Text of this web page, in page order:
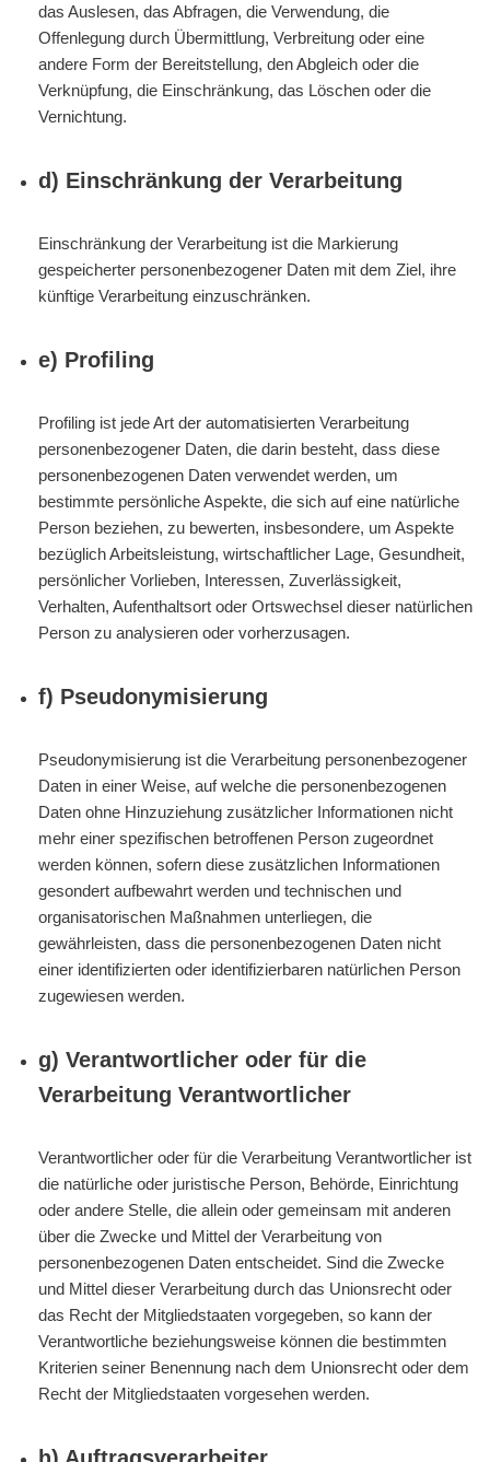
das Auslesen, das Abfragen, die Verwendung, die
Offenlegung durch Übermittlung, Verbreitung oder eine
andere Form der Bereitstellung, den Abgleich oder die
Verknüpfung, die Einschränkung, das Löschen oder die
Vernichtung.
d) Einschränkung der Verarbeitung
Einschränkung der Verarbeitung ist die Markierung
gespeicherter personenbezogener Daten mit dem Ziel, ihre
künftige Verarbeitung einzuschränken.
e) Profiling
Profiling ist jede Art der automatisierten Verarbeitung
personenbezogener Daten, die darin besteht, dass diese
personenbezogenen Daten verwendet werden, um
bestimmte persönliche Aspekte, die sich auf eine natürliche
Person beziehen, zu bewerten, insbesondere, um Aspekte
bezüglich Arbeitsleistung, wirtschaftlicher Lage, Gesundheit,
persönlicher Vorlieben, Interessen, Zuverlässigkeit,
Verhalten, Aufenthaltsort oder Ortswechsel dieser natürlichen
Person zu analysieren oder vorherzusagen.
f) Pseudonymisierung
Pseudonymisierung ist die Verarbeitung personenbezogener
Daten in einer Weise, auf welche die personenbezogenen
Daten ohne Hinzuziehung zusätzlicher Informationen nicht
mehr einer spezifischen betroffenen Person zugeordnet
werden können, sofern diese zusätzlichen Informationen
gesondert aufbewahrt werden und technischen und
organisatorischen Maßnahmen unterliegen, die
gewährleisten, dass die personenbezogenen Daten nicht
einer identifizierten oder identifizierbaren natürlichen Person
zugewiesen werden.
g) Verantwortlicher oder für die
Verarbeitung Verantwortlicher
Verantwortlicher oder für die Verarbeitung Verantwortlicher ist
die natürliche oder juristische Person, Behörde, Einrichtung
oder andere Stelle, die allein oder gemeinsam mit anderen
über die Zwecke und Mittel der Verarbeitung von
personenbezogenen Daten entscheidet. Sind die Zwecke
und Mittel dieser Verarbeitung durch das Unionsrecht oder
das Recht der Mitgliedstaaten vorgegeben, so kann der
Verantwortliche beziehungsweise können die bestimmten
Kriterien seiner Benennung nach dem Unionsrecht oder dem
Recht der Mitgliedstaaten vorgesehen werden.